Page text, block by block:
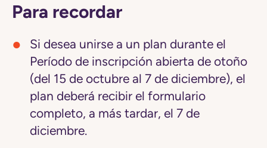
Para recordar
Si desea unirse a un plan durante el
Período de inscripción abierta de otoño
(del 15 de octubre al 7 de diciembre), el
plan deberá recibir el formulario
completo, a más tardar, el 7 de
diciembre.